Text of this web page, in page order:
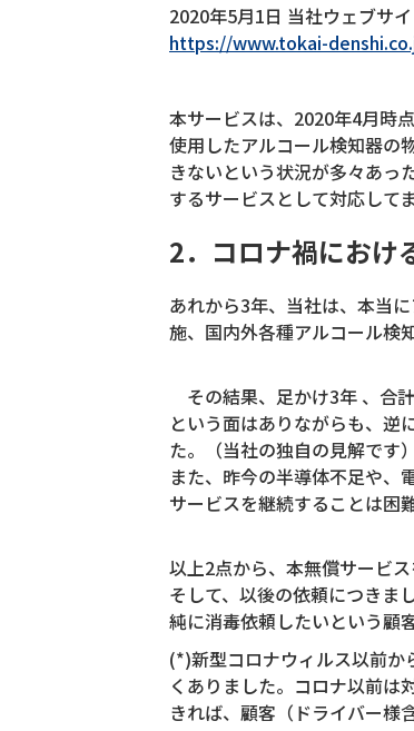
2020年5月1日 当社ウェブサ
https://www.tokai-
本サービスは、2020年4月時
使用したアルコール検知器の
きないという状況が多々あっ
するサービスとして対応して
2．コロナ禍におけ
あれから3年、当社は、本当
施、国内外各種アルコール検
その結果、足かけ3年 、 合
という面はありながらも、逆
た。（当社の独自の見解です）
また、昨今の半導体不足や、
サービスを継続することは困
以上2点から、本無償サービ
そして、以後の依頼につきま
純に消毒依頼したいという顧
(*)新型コロナウィルス以前か
くありました。コロナ以前は
きれば、顧客（ドライバー様